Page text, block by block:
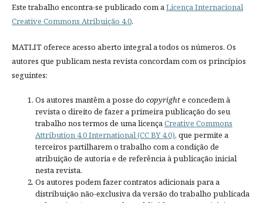
Este trabalho encontra-se publicado com aLicença Internacional
Creative Commons Atribuição 4.0.
MATLIT oferece acesso aberto integral a todos os números. Os
autores que publicam nesta revista concordam com os princípios
seguintes:
Os autores mantêm a posse do copyrighte concedem à
revista o direito de fazer a primeira publicação do seu
trabalho nos termos de uma licençaCreative Commons
Attribution 4.0 International (CC BY 4.0), que permite a
terceiros partilharem o trabalho com a condição de
atribuição de autoria e de referência à publicação inicial
nesta revista.
Os autores podem fazer contratos adicionais para a
distribuição não-exclusiva da versão do trabalho publicada